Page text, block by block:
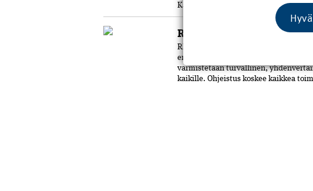
Kaupunginkin luottamustoimetkin
RKL-uutisia: RKL
RKL on määritellyt toiminnalleen
englanninkielinen termi on Code of
varmistetaan turvallinen,
kaikille. Ohjeistus koskee kaikkea